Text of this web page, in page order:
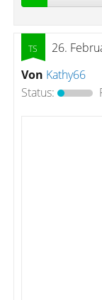
26.
Von Kathy66
Status: